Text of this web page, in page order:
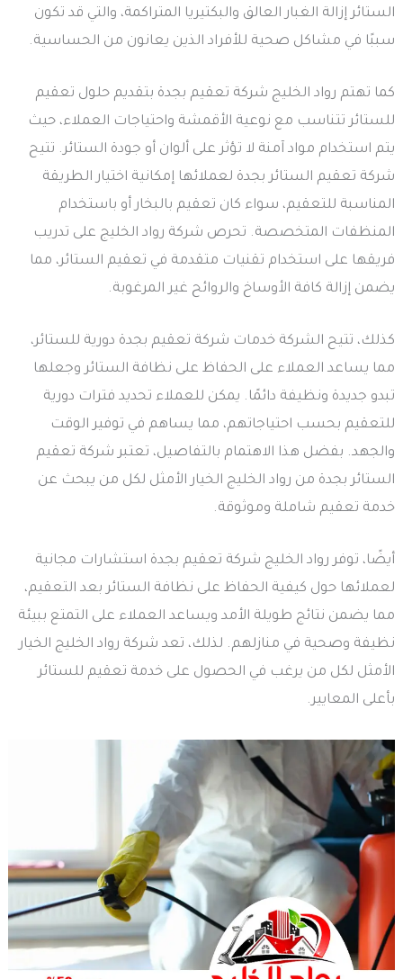
الستائر إزالة الغبار العالق والبكتيريا المتراكمة، والتي قد تكون
سببًا في مشاكل صحية للأفراد الذين يعانون من الحساسية.
كما تهتم رواد الخليج شركة تعقيم بجدة بتقديم حلول تعقيم
للستائر تتناسب مع نوعية الأقمشة واحتياجات العملاء، حيث
يتم استخدام مواد آمنة لا تؤثر على ألوان أو جودة الستائر. تتيح
شركة تعقيم الستائر بجدة لعملائها إمكانية اختيار الطريقة
المناسبة للتعقيم، سواء كان تعقيم بالبخار أو باستخدام
المنظفات المتخصصة. تحرص شركة رواد الخليج على تدريب
فريقها على استخدام تقنيات متقدمة في تعقيم الستائر، مما
يضمن إزالة كافة الأوساخ والروائح غير المرغوبة.
كذلك، تتيح الشركة خدمات شركة تعقيم بجدة دورية للستائر،
مما يساعد العملاء على الحفاظ على نظافة الستائر وجعلها
تبدو جديدة ونظيفة دائمًا. يمكن للعملاء تحديد فترات دورية
للتعقيم بحسب احتياجاتهم، مما يساهم في توفير الوقت
والجهد. بفضل هذا الاهتمام بالتفاصيل، تعتبر شركة تعقيم
الستائر بجدة من رواد الخليج الخيار الأمثل لكل من يبحث عن
خدمة تعقيم شاملة وموثوقة.
أيضًا، توفر رواد الخليج شركة تعقيم بجدة استشارات مجانية
لعملائها حول كيفية الحفاظ على نظافة الستائر بعد التعقيم،
مما يضمن نتائج طويلة الأمد ويساعد العملاء على التمتع ببيئة
نظيفة وصحية في منازلهم. لذلك، تعد شركة رواد الخليج الخيار
الأمثل لكل من يرغب في الحصول على خدمة تعقيم للستائر
بأعلى المعايير.